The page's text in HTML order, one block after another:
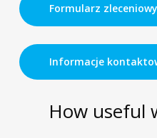
Formularz zleceniowy
Informacje
How useful